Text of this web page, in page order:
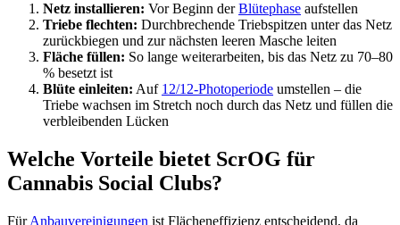
Netz installieren: Vor Beginn derBlütephase aufstellen
Triebe flechten: Durchbrechende Triebspitzen unter das Netz
zurückbiegen und zur nächsten leeren Masche leiten
Fläche füllen: So lange weiterarbeiten, bis das Netz zu 70–80
% besetzt ist
Blüte einleiten: Auf 12/12-Photoperiode umstellen – die
Triebe wachsen im Stretch noch durch das Netz und füllen die
verbleibenden Lücken
Welche Vorteile bietet ScrOG für
Cannabis Social Clubs?
FürAnbauvereinigungen ist Flächeneffizienz entscheidend, da